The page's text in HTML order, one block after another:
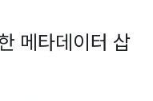
메타데이터 삽